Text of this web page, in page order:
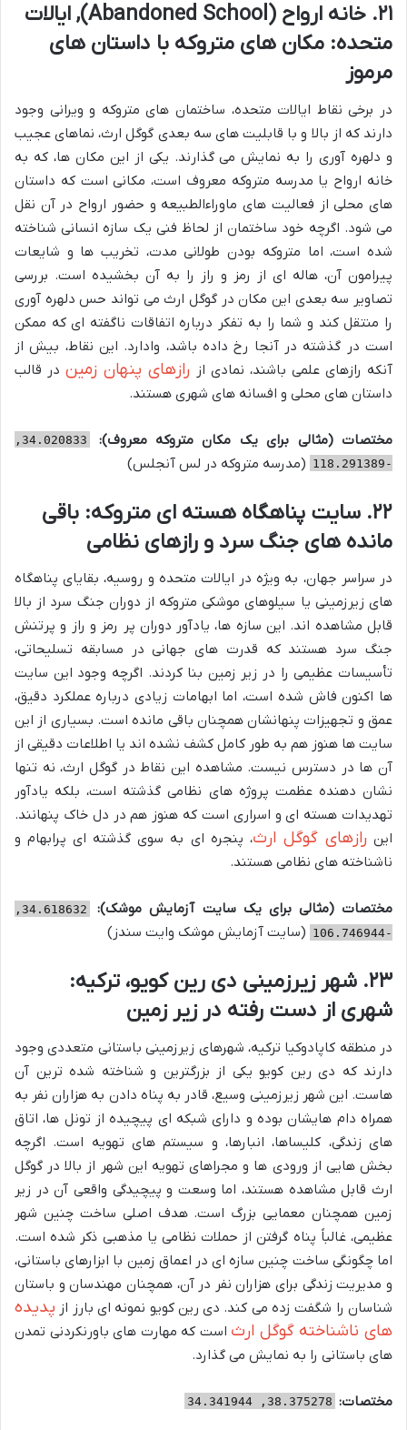
۲۱. خانه ارواح (Abandoned School), ایالات
متحده: مکان های متروکه با داستان های
مرموز
در برخی نقاط ایالات متحده، ساختمان های متروکه و ویرانی وجود
دارند که از بالا و با قابلیت های سه بعدی گوگل ارث، نماهای عجیب
و دلهره آوری را به نمایش می گذارند. یکی از این مکان ها، که به
خانه ارواح یا مدرسه متروکه معروف است، مکانی است که داستان
های محلی از فعالیت های ماوراءالطبیعه و حضور ارواح در آن نقل
می شود. اگرچه خود ساختمان از لحاظ فنی یک سازه انسانی شناخته
شده است، اما متروکه بودن طولانی مدت، تخریب ها و شایعات
پیرامون آن، هاله ای از رمز و راز را به آن بخشیده است. بررسی
تصاویر سه بعدی این مکان در گوگل ارث می تواند حس دلهره آوری
را منتقل کند و شما را به تفکر درباره اتفاقات ناگفته ای که ممکن
است در گذشته در آنجا رخ داده باشد، وادارد. این نقاط، بیش از
آنکه رازهای علمی باشند، نمادی از رازهای پنهان زمیندر قالب
داستان های محلی و افسانه های شهری هستند.
مختصات (مثالی برای یک مکان متروکه معروف):
34.020833,
-118.291389
(مدرسه متروکه در لس آنجلس)
۲۲. سایت پناهگاه هسته ای متروکه: باقی
مانده های جنگ سرد و رازهای نظامی
در سراسر جهان، به ویژه در ایالات متحده و روسیه، بقایای پناهگاه
های زیرزمینی یا سیلوهای موشکی متروکه از دوران جنگ سرد از بالا
قابل مشاهده اند. این سازه ها، یادآور دوران پر رمز و راز و پرتنش
جنگ سرد هستند که قدرت های جهانی در مسابقه تسلیحاتی،
تأسیسات عظیمی را در زیر زمین بنا کردند. اگرچه وجود این سایت
ها اکنون فاش شده است، اما ابهامات زیادی درباره عملکرد دقیق،
عمق و تجهیزات پنهانشان همچنان باقی مانده است. بسیاری از این
سایت ها هنوز هم به طور کامل کشف نشده اند یا اطلاعات دقیقی از
آن ها در دسترس نیست. مشاهده این نقاط در گوگل ارث، نه تنها
نشان دهنده عظمت پروژه های نظامی گذشته است، بلکه یادآور
تهدیدات هسته ای و اسراری است که هنوز هم در دل خاک پنهانند.
این رازهای گوگل ارث، پنجره ای به سوی گذشته ای پرابهام و
ناشناخته های نظامی هستند.
مختصات (مثالی برای یک سایت آزمایش موشک):
34.618632,
-106.746944
(سایت آزمایش موشک وایت سندز)
۲۳. شهر زیرزمینی دی رین کویو، ترکیه:
شهری از دست رفته در زیر زمین
در منطقه کاپادوکیا ترکیه، شهرهای زیرزمینی باستانی متعددی وجود
دارند که دی رین کویو یکی از بزرگترین و شناخته شده ترین آن
هاست. این شهر زیرزمینی وسیع، قادر به پناه دادن به هزاران نفر به
همراه دام هایشان بوده و دارای شبکه ای پیچیده از تونل ها، اتاق
های زندگی، کلیساها، انبارها، و سیستم های تهویه است. اگرچه
بخش هایی از ورودی ها و مجراهای تهویه این شهر از بالا در گوگل
ارث قابل مشاهده هستند، اما وسعت و پیچیدگی واقعی آن در زیر
زمین همچنان معمایی بزرگ است. هدف اصلی ساخت چنین شهر
عظیمی، غالباً پناه گرفتن از حملات نظامی یا مذهبی ذکر شده است.
اما چگونگی ساخت چنین سازه ای در اعماق زمین با ابزارهای باستانی،
و مدیریت زندگی برای هزاران نفر در آن، همچنان مهندسان و باستان
شناسان را شگفت زده می کند. دی رین کویو نمونه ای بارز از پدیده
های ناشناخته گوگل ارث است که مهارت های باورنکردنی تمدن
های باستانی را به نمایش می گذارد.
مختصات: 38.375278, 34.341944